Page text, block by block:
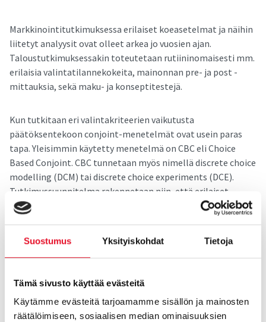
Suostumus Yksityiskohdat Tietoja
Tämä sivusto käyttää evästeitä
Käytämme evästeitä tarjoamamme sisällön ja mainosten
räätälöimiseen, sosiaalisen median ominaisuuksien
Markkinointitutkimuksessa erilaiset koeasetelmat ja näihin
liitetyt analyysit ovat olleet arkea jo vuosien ajan.
Taloustutkimuksessakin toteutetaan rutiininomaisesti mm.
erilaisia valintatilannekokeita, mainonnan pre- ja post -
mittauksia, sekä maku- ja konseptitestejä.
Kun tutkitaan eri valintakriteerien vaikutusta
päätöksentekoon conjoint-menetelmät ovat usein paras
tapa. Yleisimmin käytetty menetelmä on CBC eli Choice
Based Conjoint. CBC tunnetaan myös nimellä discrete choice
modelling (DCM) tai discrete choice experiments (DCE).
Tutkimussuunnitelma rakennetaan niin, että erilaiset
tuoteominaisuuksien kombinaatiot esiintyvät vastaajille
tasapainoisesti, jolloin voidaan analysoida tarkasti kunkin
valintoihin. Taloustutkimuksella on vuosien kokemus
conjoint-menetelmistä, joihin luetaan myös Maxdiff -
selvittää kuluttajien preferenssejä lukuisten vaihtoehtojen
välillä.